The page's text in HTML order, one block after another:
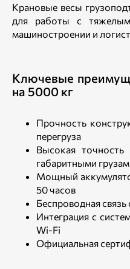
Крановые весы
для работы с
машиностроении и
Ключевые
на 5000 кг
Прочность
перегруза
Высокая точность
габаритными
Мощный
50 часов
Беспроводная
Интеграция с
Wi-Fi
Официальная